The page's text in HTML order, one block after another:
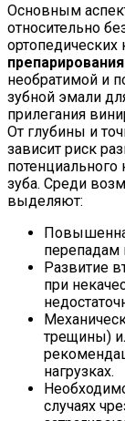
Основным
относительно
ортопедических
необратимой и
зубной эмали
прилегания
От глубины и
зависит риск
потенциального
зуба. Среди
выделяют:
перепадам
Развитие
при
трещины)
нагрузках.
случаях